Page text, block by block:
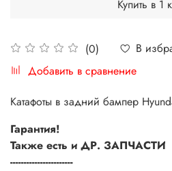
(0)
В
Добавить в сравнение
Купить в 1
Катафоты в задний бампер
Гарантия!
Также есть и ДР. ЗАПЧАСТИ
-----------------------